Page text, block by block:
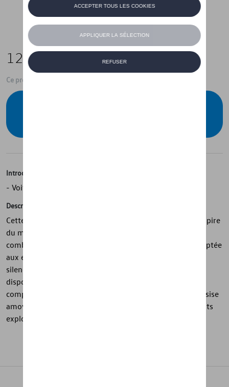
120,00 €
Ce produit n'est actuellement pas de stock
Introduction
- Voiture pour enfants T1
Description
Cette voiture pour enfants de la collection Heritage s’inspire
du mythique Volkswagen Type 2 et se distingue par sa
combinaison de couleurs bleu pétrole et bleu lagon. Adaptée
aux enfants dès 18 mois, elle est équipée de pneus
silencieux, d’un avertisseur sonore mécanique et d’un
dispositif d’attelage pour encore plus de plaisir. Un
compartiment de rangement pratique se cache sous l’assise
amovible avec dossier. Un jouet intemporel pour les petits
explorateurs.